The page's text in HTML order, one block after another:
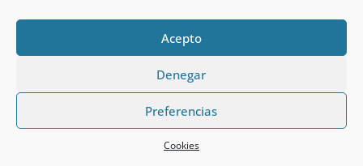
Acepto
Denegar
Preferencias
Cookies
grande hasta el santo desconfía’’
Más que un partido: Inteligencia y ataques cognitivos 31 de